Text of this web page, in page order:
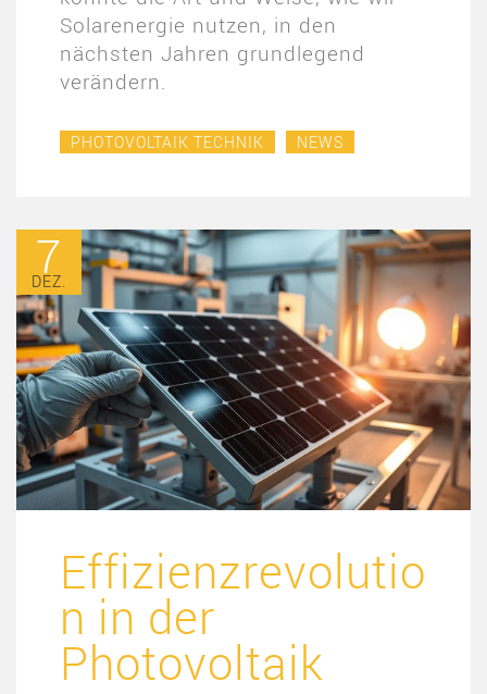
Solarenergie nutzen, in den
nächsten Jahren grundlegend
verändern.
PHOTOVOLTAIK TECHNIK NEWS
7
DEZ.
Effizienzrevolutio
n in der
Photovoltaik